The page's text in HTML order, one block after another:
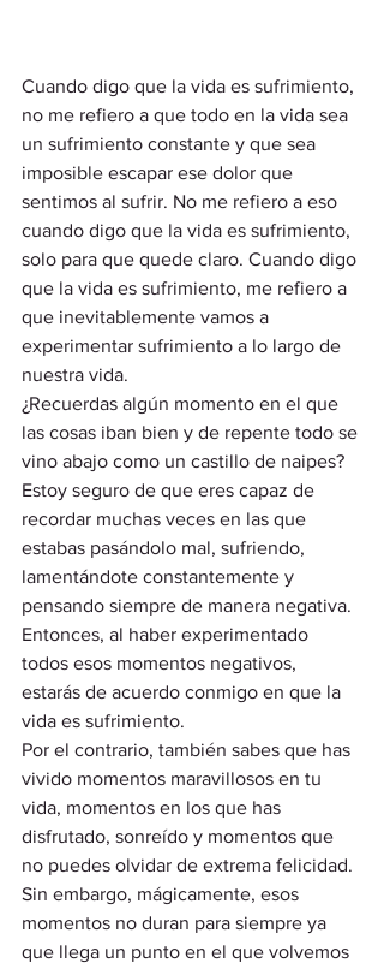
Cuando digo que la vida es sufrimiento,
no me refiero a que todo en la vida sea
un sufrimiento constante y que sea
imposible escapar ese dolor que
sentimos al sufrir. No me refiero a eso
cuando digo que la vida es sufrimiento,
solo para que quede claro. Cuando digo
que la vida es sufrimiento, me refiero a
que inevitablemente vamos a
experimentar sufrimiento a lo largo de
nuestra vida.
¿Recuerdas algún momento en el que
las cosas iban bien y de repente todo se
vino abajo como un castillo de naipes?
Estoy seguro de que eres capaz de
recordar muchas veces en las que
estabas pasándolo mal, sufriendo,
lamentándote constantemente y
pensando siempre de manera negativa.
Entonces, al haber experimentado
todos esos momentos negativos,
estarás de acuerdo conmigo en que la
vida es sufrimiento.
Por el contrario, también sabes que has
vivido momentos maravillosos en tu
vida, momentos en los que has
disfrutado, sonreído y momentos que
no puedes olvidar de extrema felicidad.
Sin embargo, mágicamente, esos
momentos no duran para siempre ya
que llega un punto en el que volvemos